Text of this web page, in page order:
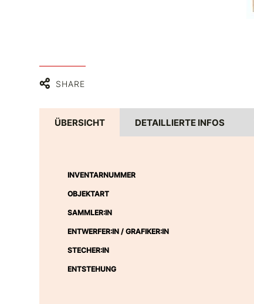
SHARE
ÜBERSICHT DETAILLIERTE INFOS
INVENTARNUMMER
OBJEKTART
SAMMLER:IN
ENTWERFER:IN / GRAFIKER:IN
STECHER:IN
ENTSTEHUNG